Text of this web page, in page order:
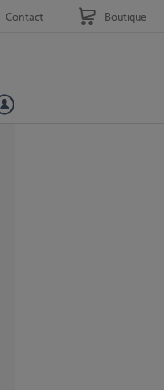
Contact Boutique